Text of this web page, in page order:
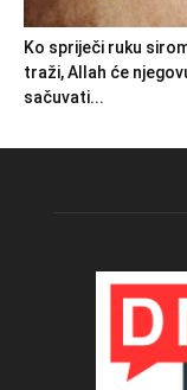
Ko spriječi ruku
traži, Allah će
sačuvati...